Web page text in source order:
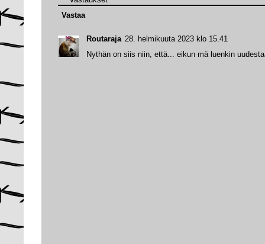
Routaraja 28. helmikuuta 2023 klo 15.41
Nythän on siis niin, että... eikun mä luenkin
Vastaa